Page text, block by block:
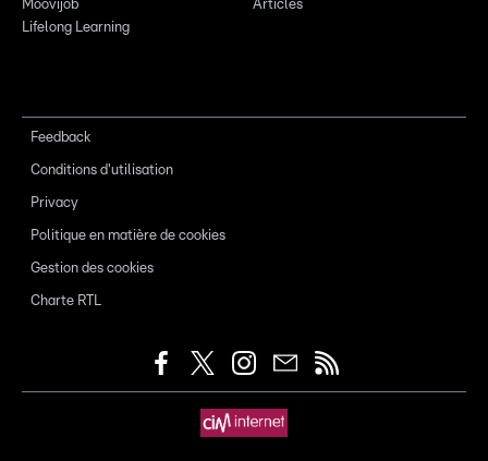
Moovijob
Lifelong Learning
Articles
Feedback
Conditions d'utilisation
Privacy
Politique en matière de cookies
Gestion des cookies
Charte RTL